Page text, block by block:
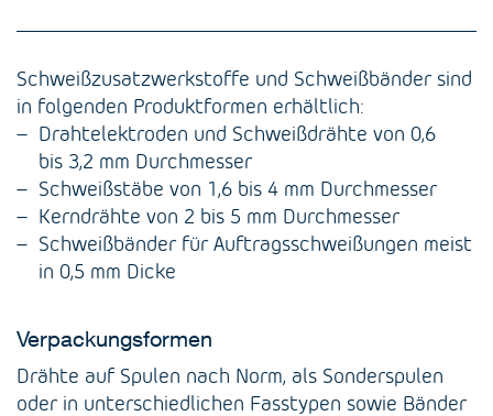
Schweißzusatzwerkstoffe und Schweißbänder sind
in folgenden Produktformen erhältlich:
Drahtelektroden und Schweißdrähte von 0,6
bis 3,2 mm Durchmesser
Schweißstäbe von 1,6 bis 4 mm Durchmesser
Kerndrähte von 2 bis 5 mm Durchmesser
Schweißbänder für Auftragsschweißungen meist
in 0,5 mm Dicke
Verpackungsformen
Drähte auf Spulen nach Norm, als Sonderspulen
oder in unterschiedlichen Fasstypen sowie Bänder